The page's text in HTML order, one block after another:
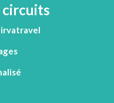
circuits